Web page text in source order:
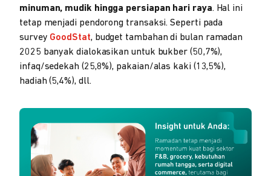
minuman, mudik hingga persiapan hari raya. Hal ini
tetap menjadi pendorong transaksi. Seperti pada
survey GoodStat, budget tambahan di bulan ramadan
2025 banyak dialokasikan untuk bukber (50,7%),
infaq/sedekah (25,8%), pakaian/alas kaki (13,5%),
hadiah (5,4%), dll.